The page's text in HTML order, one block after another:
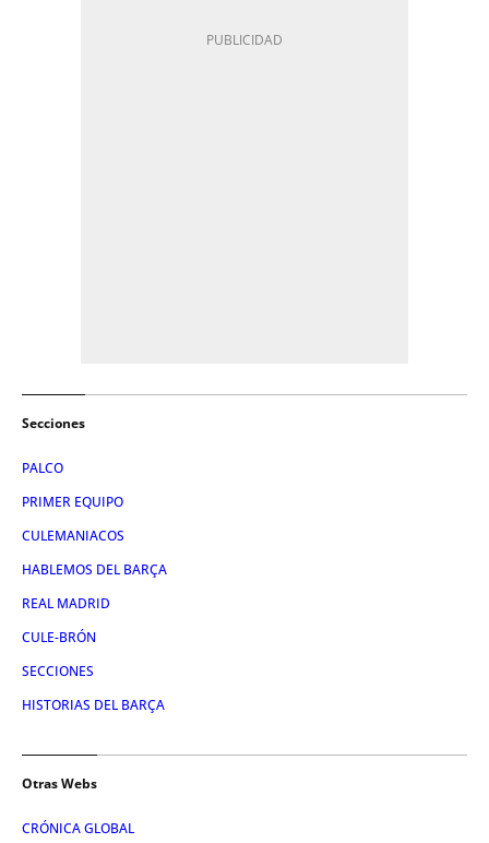
Secciones
PALCO
PRIMER EQUIPO
CULEMANIACOS
HABLEMOS DEL BARÇA
REAL MADRID
CULE-BRÓN
SECCIONES
HISTORIAS DEL BARÇA
Otras Webs
CRÓNICA GLOBAL